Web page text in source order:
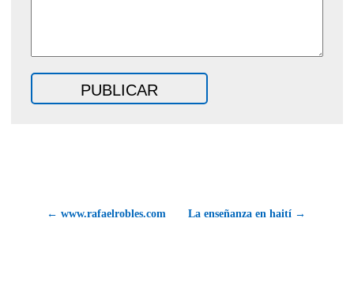
← www.rafaelrobles.com La enseñanza en haití →